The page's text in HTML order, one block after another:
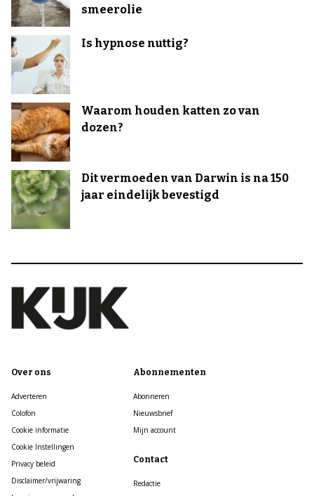
smeerolie
Is hypnose nuttig?
Waarom houden katten zo van
dozen?
Dit vermoeden van Darwin is na 150
jaar eindelijk bevestigd
Over ons
Adverteren
Colofon
Cookie informatie
Cookie Instellingen
Privacy beleid
Disclaimer/vrijwaring
Abonnementen
Abonneren
Nieuwsbrief
Mijn account
Contact
Redactie